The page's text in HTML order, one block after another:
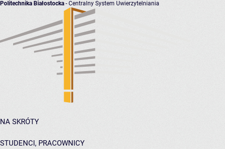
Politechnika Białostocka - Centralny System Uwierzytelniania
NA SKRÓTY
STUDENCI, PRACOWNICY